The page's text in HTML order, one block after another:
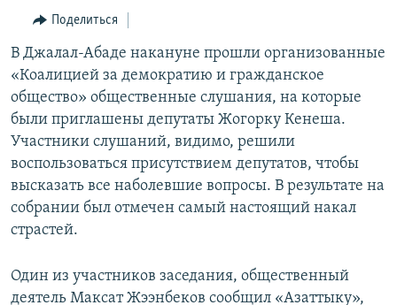
поискуЎЗБЕКЧА
ТОҶИКӢ
Все сайты РСЕ/РС
Поделиться
В Джалал-Абаде накануне прошли организованные
«Коалицией за демократию и гражданское
общество» общественные слушания, на которые
были приглашены депутаты Жогорку Кенеша.
Участники слушаний, видимо, решили
воспользоваться присутствием депутатов, чтобы
высказать все наболевшие вопросы. В результате на
собрании был отмечен самый настоящий накал
страстей.
Один из участников заседания, общественный
деятель Максат Жээнбеков сообщил «Азаттыку»,